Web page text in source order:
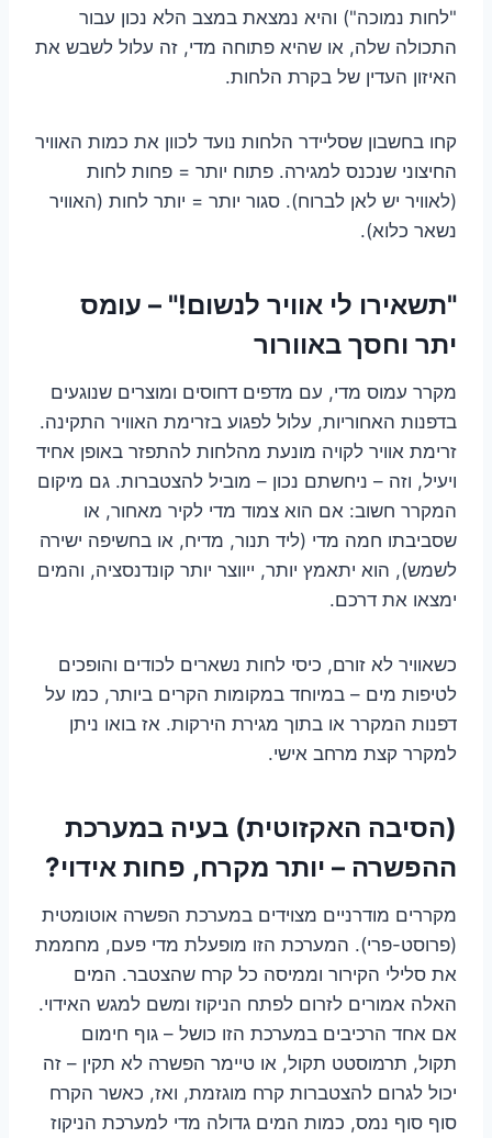
"לחות נמוכה") והיא נמצאת במצב הלא נכון עבור
התכולה שלה, או שהיא פתוחה מדי, זה עלול לשבש את
האיזון העדין של בקרת הלחות.
קחו בחשבון שסליידר הלחות נועד לכוון את כמות האוויר
החיצוני שנכנס למגירה. פתוח יותר = פחות לחות
(לאוויר יש לאן לברוח). סגור יותר = יותר לחות (האוויר
נשאר כלוא).
"תשאירו לי אוויר לנשום!" – עומס
יתר וחסך באוורור
מקרר עמוס מדי, עם מדפים דחוסים ומוצרים שנוגעים
בדפנות האחוריות, עלול לפגוע בזרימת האוויר התקינה.
זרימת אוויר לקויה מונעת מהלחות להתפזר באופן אחיד
ויעיל, וזה – ניחשתם נכון – מוביל להצטברות. גם מיקום
המקרר חשוב: אם הוא צמוד מדי לקיר מאחור, או
שסביבתו חמה מדי (ליד תנור, מדיח, או בחשיפה ישירה
לשמש), הוא יתאמץ יותר, ייווצר יותר קונדנסציה, והמים
ימצאו את דרכם.
כשאוויר לא זורם, כיסי לחות נשארים לכודים והופכים
לטיפות מים – במיוחד במקומות הקרים ביותר, כמו על
דפנות המקרר או בתוך מגירת הירקות. אז בואו ניתן
למקרר קצת מרחב אישי.
(הסיבה האקזוטית) בעיה במערכת
ההפשרה – יותר מקרח, פחות אידוי?
מקררים מודרניים מצוידים במערכת הפשרה אוטומטית
(פרוסט-פרי). המערכת הזו מופעלת מדי פעם, מחממת
את סלילי הקירור וממיסה כל קרח שהצטבר. המים
האלה אמורים לזרום לפתח הניקוז ומשם למגש האידוי.
אם אחד הרכיבים במערכת הזו כושל – גוף חימום
תקול, תרמוסטט תקול, או טיימר הפשרה לא תקין – זה
יכול לגרום להצטברות קרח מוגזמת, ואז, כאשר הקרח
סוף סוף נמס, כמות המים גדולה מדי למערכת הניקוז